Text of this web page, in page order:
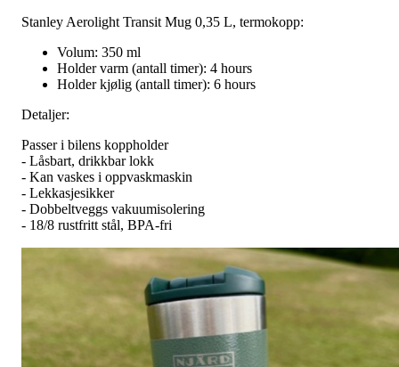
Stanley Aerolight Transit Mug 0,35 L, termokopp:
Volum: 350 ml
Holder varm (antall timer): 4 hours
Holder kjølig (antall timer): 6 hours
Detaljer:
Passer i bilens koppholder
- Låsbart, drikkbar lokk
- Kan vaskes i oppvaskmaskin
- Lekkasjesikker
- Dobbeltveggs vakuumisolering
- 18/8 rustfritt stål, BPA-fri